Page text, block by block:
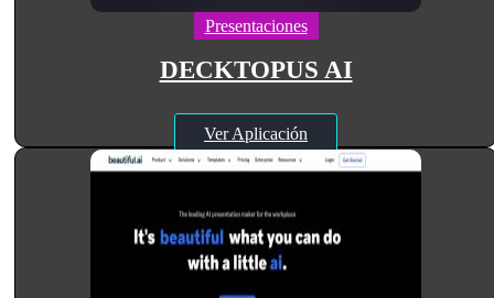
Presentaciones
DECKTOPUS AI
Ver Aplicación